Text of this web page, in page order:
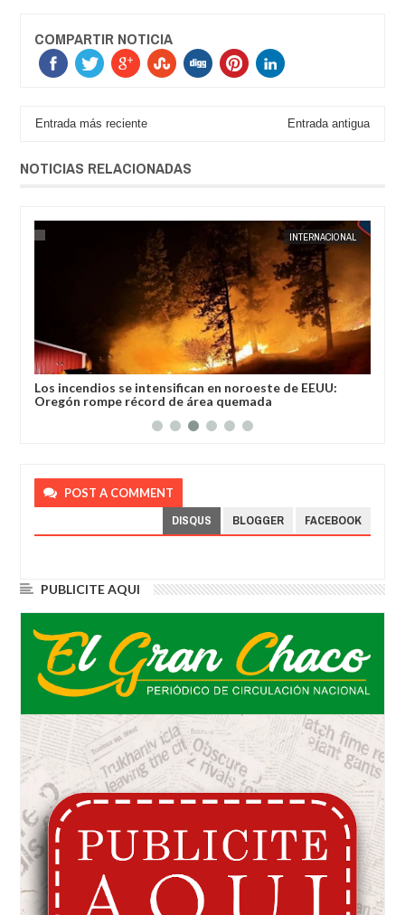
COMPARTIR NOTICIA
Entrada más reciente Entrada antigua
NOTICIAS RELACIONADAS
AUG 04, 2026
INTERNACIONAL
Los incendios se intensifican en noroeste de EEUU:
Oregón rompe récord de área quemada
JORGE
POST A COMMENT
DISQUS BLOGGER FACEBOOK
PUBLICITE AQUI